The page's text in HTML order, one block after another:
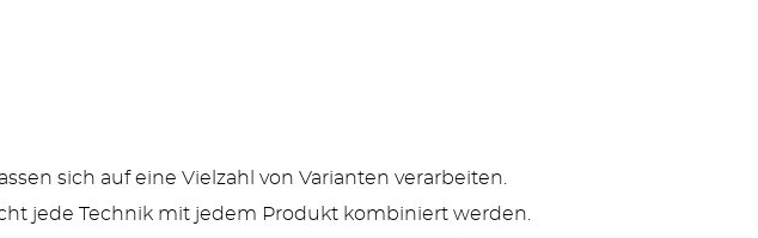
sich auf eine Vielzahl von Varianten verarbeiten.
jede Technik mit jedem Produkt kombiniert werden.